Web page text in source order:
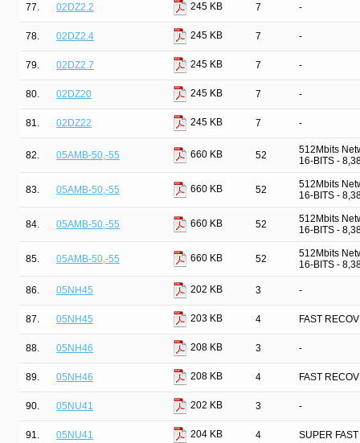
77. 02DZ2.2 245 KB 7 -
78. 02DZ2.4 245 KB 7 -
79. 02DZ2.7 245 KB 7 -
80. 02DZ20 245 KB 7 -
81. 02DZ22 245 KB 7 -
82. 05AMB-50,-55 660 KB 52
512Mbits
16-BITS -
83. 05AMB-50,-55 660 KB 52
512Mbits
16-BITS -
84. 05AMB-50,-55 660 KB 52
512Mbits
16-BITS -
85. 05AMB-50,-55 660 KB 52
512Mbits
16-BITS -
86. 05NH45 202 KB 3 -
87. 05NH45 203 KB 4 FAST
88. 05NH46 208 KB 3 -
89. 05NH46 208 KB 4 FAST
90. 05NU41 202 KB 3 -
91. 05NU41 204 KB 4 SUPER